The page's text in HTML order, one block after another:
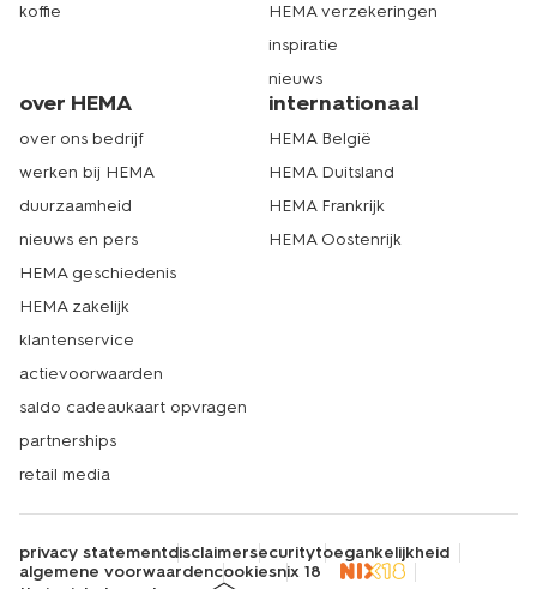
koffie
HEMA verzekeringen
inspiratie
nieuws
over HEMA
over ons bedrijf
werken bij HEMA
duurzaamheid
nieuws en pers
HEMA geschiedenis
HEMA zakelijk
klantenservice
actievoorwaarden
saldo cadeaukaart opvragen
partnerships
retail media
internationaal
HEMA België
HEMA Duitsland
HEMA Frankrijk
HEMA Oostenrijk
privacy statementdisclaimersecuritytoegankelijkheid
algemene voorwaardencookiesnix 18